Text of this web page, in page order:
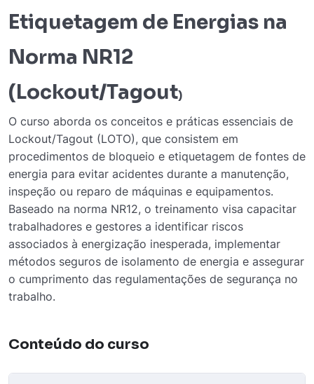
Etiquetagem de Energias na
Norma NR12
(Lockout/Tagout)
O curso aborda os conceitos e práticas essenciais de
Lockout/Tagout (LOTO), que consistem em
procedimentos de bloqueio e etiquetagem de fontes de
energia para evitar acidentes durante a manutenção,
inspeção ou reparo de máquinas e equipamentos.
Baseado na norma NR12, o treinamento visa capacitar
trabalhadores e gestores a identificar riscos
associados à energização inesperada, implementar
métodos seguros de isolamento de energia e assegurar
o cumprimento das regulamentações de segurança no
trabalho.
Conteúdo do curso